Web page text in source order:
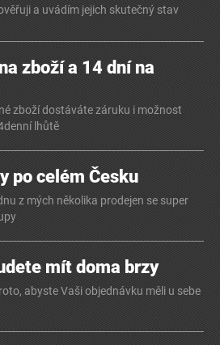
a uvádím jejich skutečný stav
zboží a 14 dní na
zboží dostáváte záruku i možnost
lhůtě
po celém Česku
z mých několika prodejen se super
mít doma brzy
abyste Vaši objednávku měli u sebe